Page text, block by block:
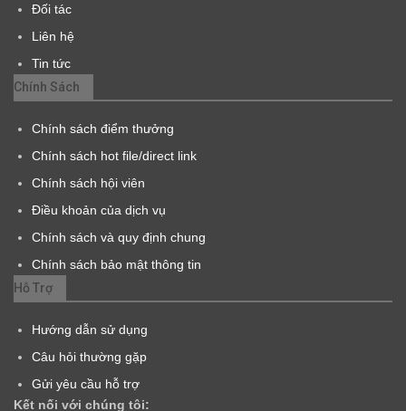
Đối tác
Liên hệ
Tin tức
Chính Sách
Chính sách điểm thưởng
Chính sách hot file/direct link
Chính sách hội viên
Điều khoản của dịch vụ
Chính sách và quy định chung
Chính sách bảo mật thông tin
Hỗ Trợ
Hướng dẫn sử dụng
Câu hỏi thường gặp
Gửi yêu cầu hỗ trợ
Kết nối với chúng tôi: